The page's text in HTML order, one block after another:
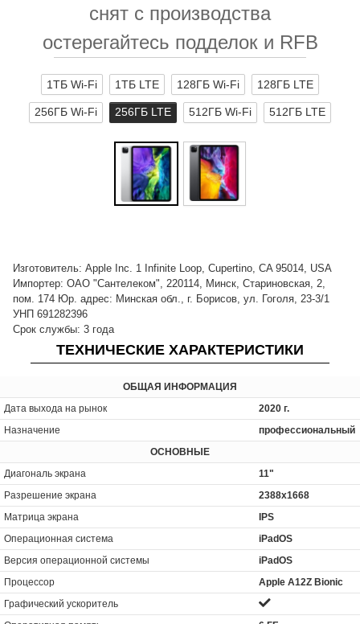
снят с производства
остерегайтесь подделок и RFB
1ТБ Wi-Fi 1ТБ LTE 128ГБ Wi-Fi 128ГБ LTE
256ГБ Wi-Fi 256ГБ LTE 512ГБ Wi-Fi 512ГБ LTE
Изготовитель: Apple Inc. 1 Infinite Loop, Cupertino, CA 95014, USA
Импортер: ОАО "Сантелеком", 220114, Минск, Стариновская, 2,
пом. 174 Юр. адрес: Минская обл., г. Борисов, ул. Гоголя, 23-3/1
УНП 691282396
Срок службы: 3 года
ТЕХНИЧЕСКИЕ ХАРАКТЕРИСТИКИ
ОБЩАЯ ИНФОРМАЦИЯ
Дата выхода на рынок
2020 г.
Назначение
профессиональный
ОСНОВНЫЕ
Диагональ экрана
11"
Разрешение экрана
2388x1668
Матрица экрана
IPS
Операционная система
iPadOS
Версия операционной системы
iPadOS
Процессор
Apple A12Z Bionic
Графический ускоритель